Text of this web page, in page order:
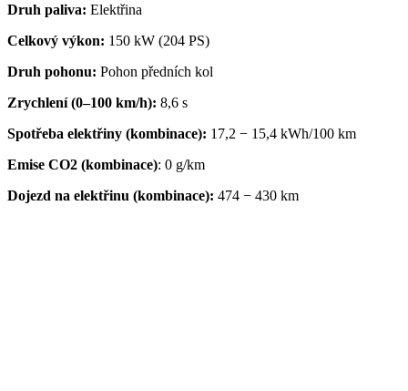
Druh paliva: Elektřina
Celkový výkon: 150 kW (204 PS)
Druh pohonu: Pohon předních kol
Zrychlení (0–100 km/h): 8,6 s
Spotřeba elektřiny (kombinace): 17,2 − 15,4 kWh/100 km
Emise CO2 (kombinace): 0 g/km
Dojezd na elektřinu (kombinace): 474 − 430 km